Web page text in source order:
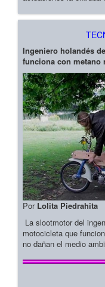
Ingeniero holandés
funciona con metano
Por Lolita Piedrahita
La slootmotor del
motocicleta que
no dañan el medio